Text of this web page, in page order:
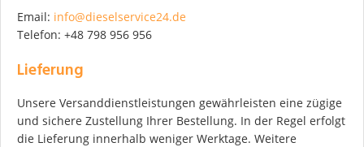
Email: info@dieselservice24.de
Telefon: +48 798 956 956
Lieferung
Unsere Versanddienstleistungen gewährleisten eine zügige
und sichere Zustellung Ihrer Bestellung. In der Regel erfolgt
die Lieferung innerhalb weniger Werktage. Weitere